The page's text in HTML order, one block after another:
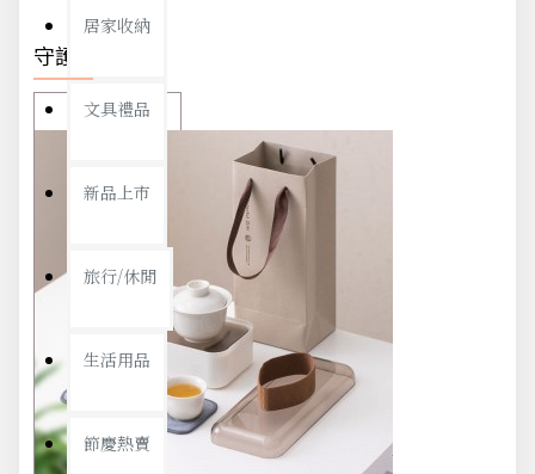
居家收納
文具禮品
新品上市
旅行/休閒
生活用品
節慶熱賣
守護你我